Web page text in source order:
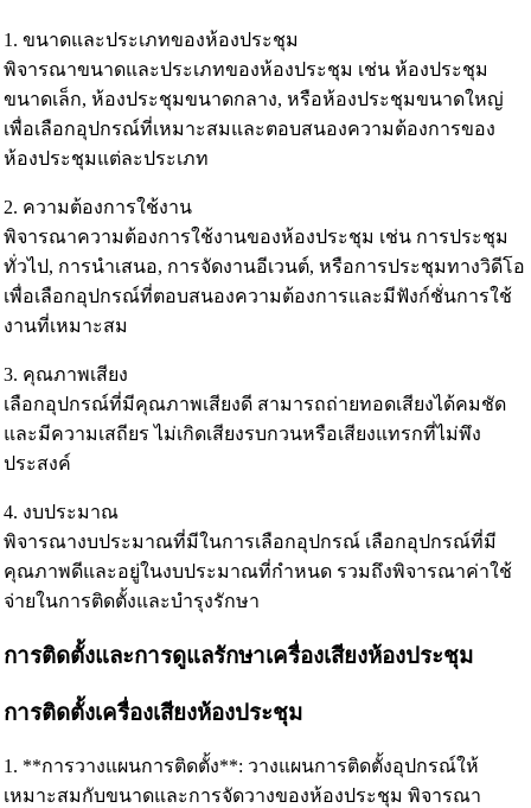
1. ขนาดและประเภทของห้องประชุม
พิจารณาขนาดและประเภทของห้องประชุม เช่น ห้องประชุม
ขนาดเล็ก, ห้องประชุมขนาดกลาง, หรือห้องประชุมขนาดใหญ่
เพื่อเลือกอุปกรณ์ที่เหมาะสมและตอบสนองความต้องการของ
ห้องประชุมแต่ละประเภท
2. ความต้องการใช้งาน
พิจารณาความต้องการใช้งานของห้องประชุม เช่น การประชุม
ทั่วไป, การนำเสนอ, การจัดงานอีเวนต์, หรือการประชุมทางวิดีโอ
เพื่อเลือกอุปกรณ์ที่ตอบสนองความต้องการและมีฟังก์ชั่นการใช้
งานที่เหมาะสม
3. คุณภาพเสียง
เลือกอุปกรณ์ที่มีคุณภาพเสียงดี สามารถถ่ายทอดเสียงได้คมชัด
และมีความเสถียร ไม่เกิดเสียงรบกวนหรือเสียงแทรกที่ไม่พึง
ประสงค์
4. งบประมาณ
พิจารณางบประมาณที่มีในการเลือกอุปกรณ์ เลือกอุปกรณ์ที่มี
คุณภาพดีและอยู่ในงบประมาณที่กำหนด รวมถึงพิจารณาค่าใช้
จ่ายในการติดตั้งและบำรุงรักษา
การติดตั้งและการดูแลรักษาเครื่องเสียงห้องประชุม
การติดตั้งเครื่องเสียงห้องประชุม
1. **การวางแผนการติดตั้ง**: วางแผนการติดตั้งอุปกรณ์ให้
เหมาะสมกับขนาดและการจัดวางของห้องประชุม พิจารณา